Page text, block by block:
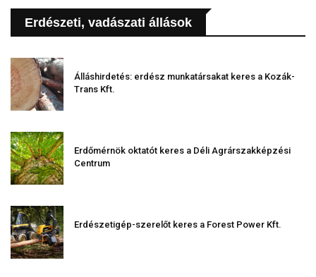
Erdészeti, vadászati állások
Álláshirdetés: erdész munkatársakat keres a Kozák-
Trans Kft.
Erdőmérnök oktatót keres a Déli Agrárszakképzési
Centrum
Erdészetigép-szerelőt keres a Forest Power Kft.